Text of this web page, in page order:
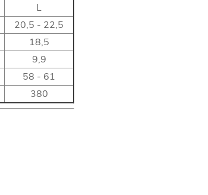
L
20,5 - 22,5
18,5
9,9
58 - 61
380